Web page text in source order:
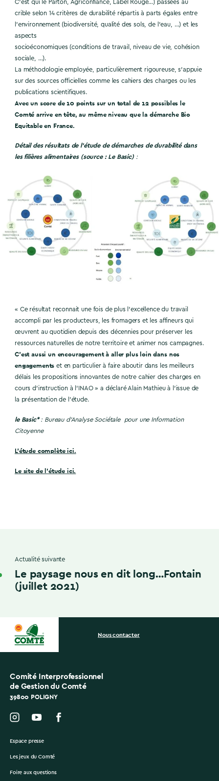
C’est qui le Parton, Agriconfiance, Label Rouge…) passées au
crible selon 14 critères de durabilité répartis à parts égales entre
l’environnement (biodiversité, qualité des sols, de l’eau, …) et les
aspects
socioéconomiques (conditions de travail, niveau de vie, cohésion
sociale, …).
La méthodologie employée, particulièrement rigoureuse, s’appuie
sur des sources officielles comme les cahiers des charges ou les
publications scientifiques.
Avec un score de 10 points sur un total de 12 possibles le
Comté arrive en tête, au même niveau que la démarche Bio
Equitable en France.
Détail des résultats de l’étude de démarches de durabilité dans
les filières alimentaires (source : Le Basic):
« Ce résultat reconnait une fois de plus l’excellence du travail
accompli par les producteurs, les fromagers et les affineurs qui
œuvrent au quotidien depuis des décennies pour préserver les
ressources naturelles de notre territoire et animer nos campagnes.
C’est aussi un encouragement à aller plus loin dans nos
engagements et en particulier à faire aboutir dans les meilleurs
délais les propositions innovantes de notre cahier des charges en
cours d’instruction à l’INAO » a déclaré Alain Mathieu à l’issue de
la présentation de l’étude.
le Basic*: Bureau d’Analyse Sociétale pour une Information
Citoyenne
L’étude complète ici.
Le site de l’étude ici.
Actualité suivante
Le paysage nous en dit long…Fontain
(juillet 2021)
Comité Interprofessionnel
de Gestion du Comté
39800 POLIGNY
Nous contacter
Espace presse
Les jeux du Comté
Foire aux questions